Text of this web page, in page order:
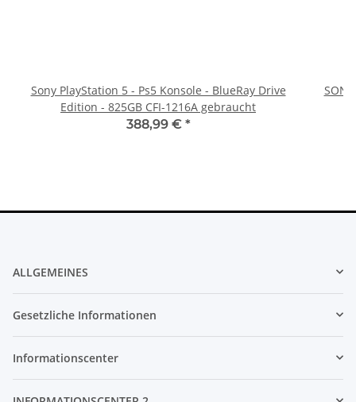
Sony PlayStation 5 - Ps5 Konsole - BlueRay Drive
Edition - 825GB CFI-1216A gebraucht
388,99 € *
ALLGEMEINES
Gesetzliche Informationen
Informationscenter